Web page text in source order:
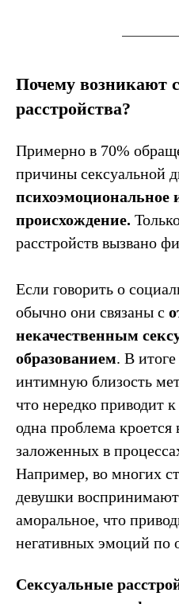
Почему возникают
расстройства?
Примерно в 70%
причины сексуальной
психоэмоциональное
происхождение.
расстройств вызвано
Если говорить о
обычно они связаны с
некачественным
образованием. В итоге
интимную близость
что нередко приводит
одна проблема кроется
заложенных в
Например, во многих
девушки
аморальное, что
негативных эмоций по
Сексуальные